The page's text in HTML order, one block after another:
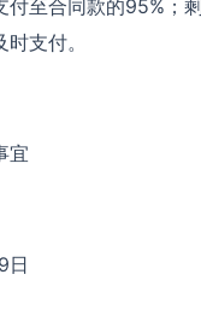
付至合同款的95%；
支付。
宜
日